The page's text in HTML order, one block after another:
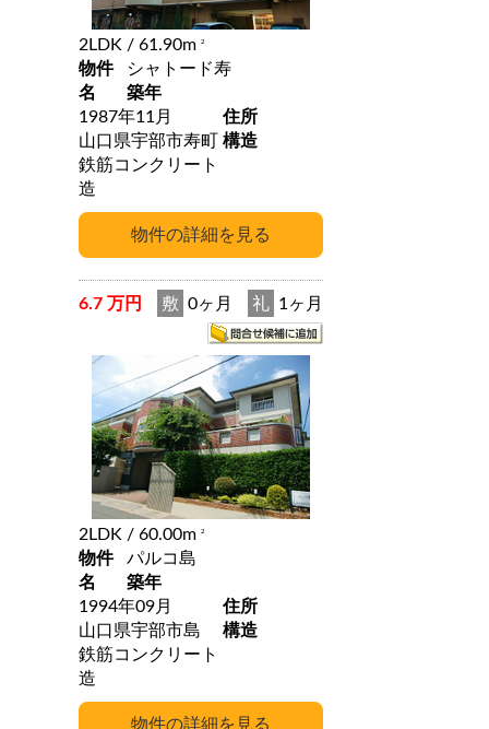
2LDK / 61.90m 2
物件
名
シャトード寿
築年
1987年11月
住所
山口県宇部市寿町
構造
鉄筋コンクリート
造
6.7 万円 敷 0ヶ月 礼 1ヶ月
2LDK / 60.00m 2
物件
名
パルコ島
築年
1994年09月
住所
山口県宇部市島
構造
鉄筋コンクリート
造